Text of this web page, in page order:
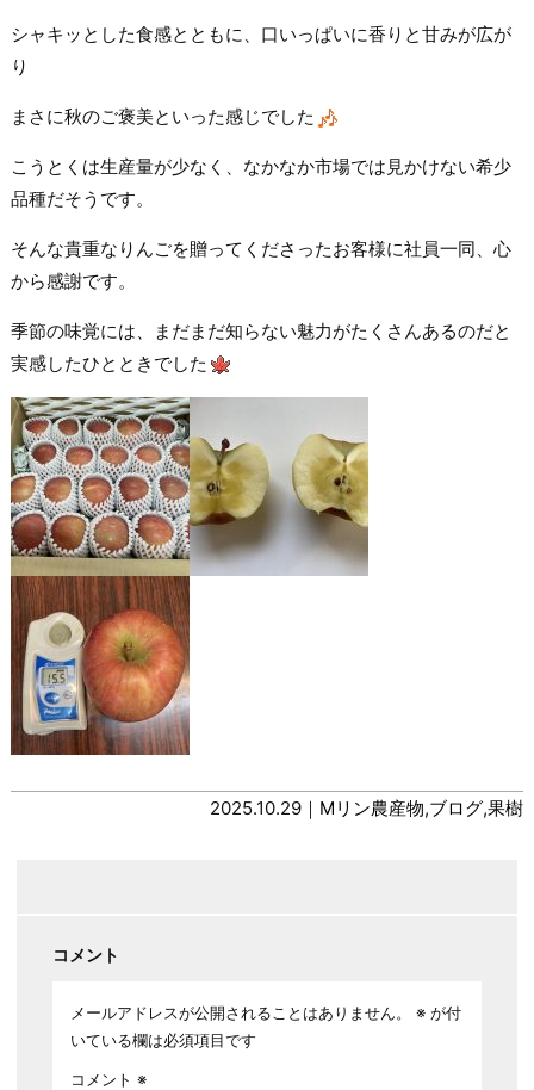
シャキッとした食感とともに、口いっぱいに香りと甘みが広が
り
まさに秋のご褒美といった感じでした
こうとくは生産量が少なく、なかなか市場では見かけない希少
品種だそうです。
そんな貴重なりんごを贈ってくださったお客様に社員一同、心
から感謝です。
季節の味覚には、まだまだ知らない魅力がたくさんあるのだと
実感したひとときでした
2025.10.29｜ Mリン農産物,ブログ,果樹
コメント
メールアドレスが公開されることはありません。 ※が付
いている欄は必須項目です
コメント ※